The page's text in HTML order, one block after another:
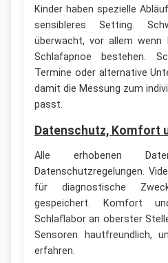
Kinder haben spezielle
sensibleres Setting.
überwacht, vor allem wenn
Schlafapnoe bestehen.
Termine oder alternative
damit die Messung zum
passt.
Datenschutz, Komfort
Alle erhobenen
Datenschutzregelungen.
für diagnostische
gespeichert. Komfort
Schlaflabor an oberster
Sensoren hautfreundlich,
erfahren.